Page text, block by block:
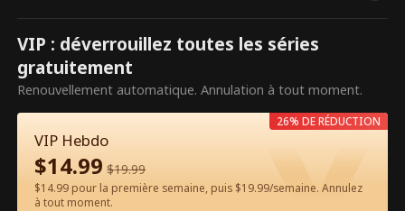
Ce sont des épisodes payants.
Débloquez pour regarder.
Regarder gratuitement sur l'App
VIP : déverrouillez toutes les séries
gratuitement
Renouvellement automatique. Annulation à tout moment.
VIP Hebdo
$14.99 $19.99
$14.99 pour la première semaine, puis $19.99/semaine. Annulez
à tout moment.
26% DE RÉDUCTION